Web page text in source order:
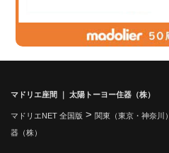
マドリエ座間 ｜ 太陽トーヨー住器（株）
マドリエNET 全国版 > 関東（東京・神奈川）
器（株）